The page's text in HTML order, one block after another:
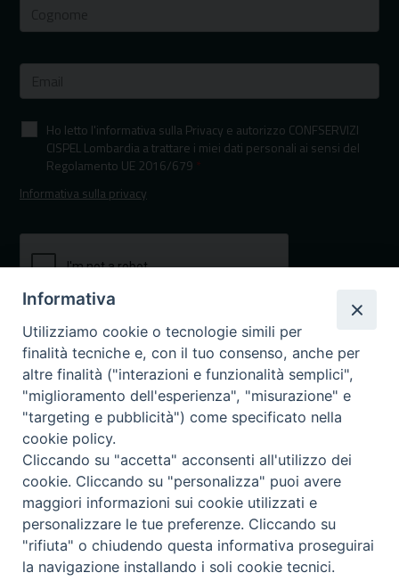
Ho letto l'informativa sulla Privacy e autorizzo CONFSERVIZI
CISPEL Lombardia a trattare i miei dati personali ai sensi del
Regolamento UE 2016/679 *
Informativa sulla privacy
I nostri canali social
2022©Confservizi Cispel Lombardia
note legali - Privacy
Informativa
Utilizziamo cookie o tecnologie simili per
finalità tecniche e, con il tuo consenso, anche per
altre finalità ("interazioni e funzionalità semplici",
"miglioramento dell'esperienza", "misurazione" e
"targeting e pubblicità") come specificato nella
cookie policy.
Cliccando su "accetta" acconsenti all'utilizzo dei
cookie. Cliccando su "personalizza" puoi avere
maggiori informazioni sui cookie utilizzati e
personalizzare le tue preferenze. Cliccando su
"rifiuta" o chiudendo questa informativa proseguirai
la navigazione installando i soli cookie tecnici.